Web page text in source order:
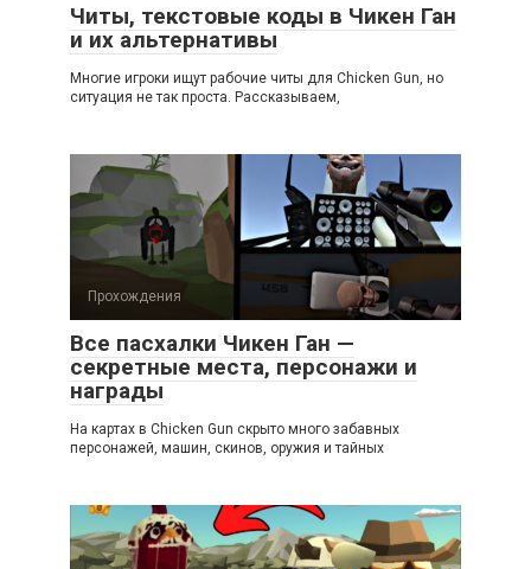
Читы, текстовые коды в Чикен Ган
и их альтернативы
Многие игроки ищут рабочие читы для Chicken Gun, но
ситуация не так проста. Рассказываем,
Прохождения
Все пасхалки Чикен Ган —
секретные места, персонажи и
награды
На картах в Chicken Gun скрыто много забавных
персонажей, машин, скинов, оружия и тайных